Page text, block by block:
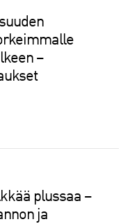
–
plussaa –
ja